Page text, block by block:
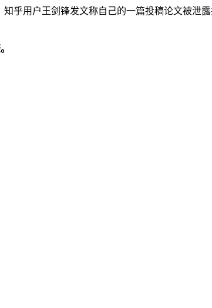
乎用户王剑锋发文称自己的一篇投稿论文被泄